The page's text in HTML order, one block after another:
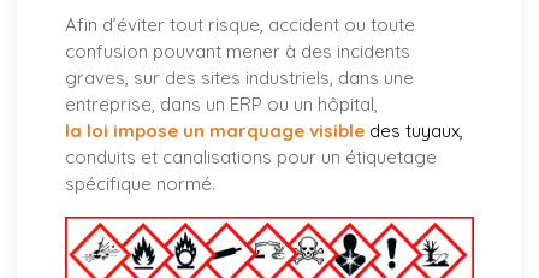
Afin d’éviter tout risque, accident ou toute
confusion pouvant mener à des incidents
graves, sur des sites industriels, dans une
entreprise, dans un ERP ou un hôpital,
la loi impose un marquage visible des tuyaux,
conduits et canalisations pour un étiquetage
spécifique normé.